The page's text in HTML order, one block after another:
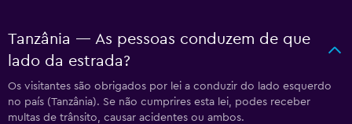
Tanzânia — As pessoas conduzem de que
lado da estrada?
Os visitantes são obrigados por lei a conduzir do lado esquerdo
no país (Tanzânia). Se não cumprires esta lei, podes receber
multas de trânsito, causar acidentes ou ambos.